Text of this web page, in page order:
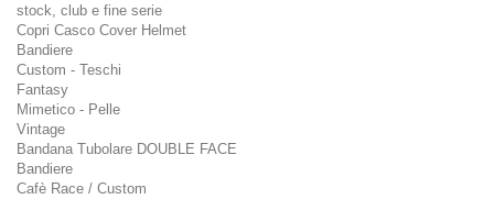
stock, club e fine serie
Copri Casco Cover Helmet
Bandiere
Custom - Teschi
Fantasy
Mimetico - Pelle
Vintage
Bandana Tubolare DOUBLE FACE
Bandiere
Cafè Race / Custom